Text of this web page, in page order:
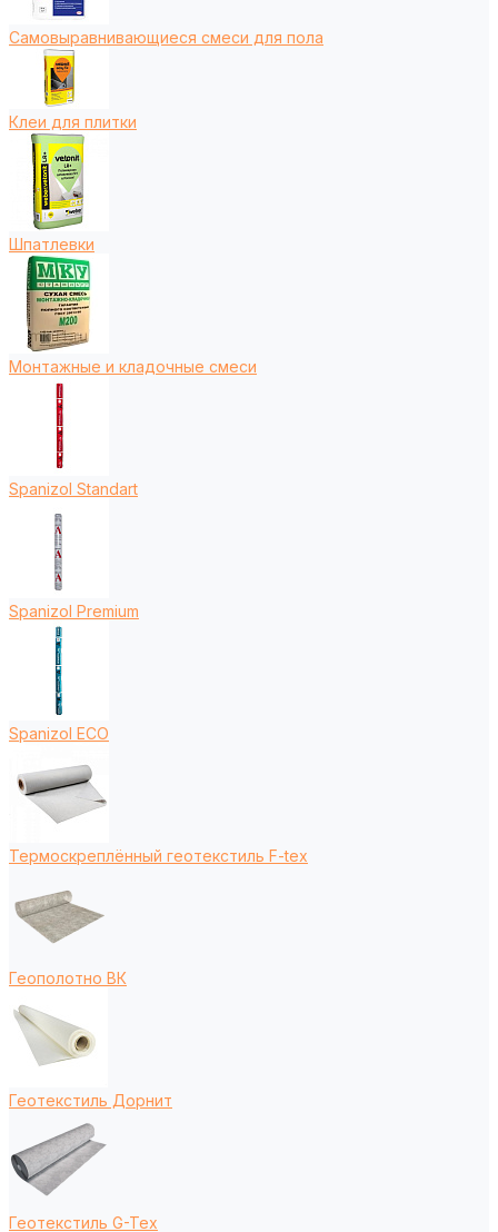
Самовыравнивающиеся смеси для пола
Клеи для плитки
Шпатлевки
Монтажные и кладочные смеси
Spanizol Standart
Spanizol Premium
Spanizol ECO
Термоскреплённый геотекстиль F-tex
Геополотно ВК
Геотекстиль Дорнит
Геотекстиль G-Tex